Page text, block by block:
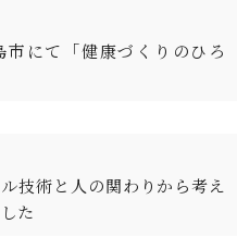
にて「健康づくりのひろ
技術と人の関わりから考え
た